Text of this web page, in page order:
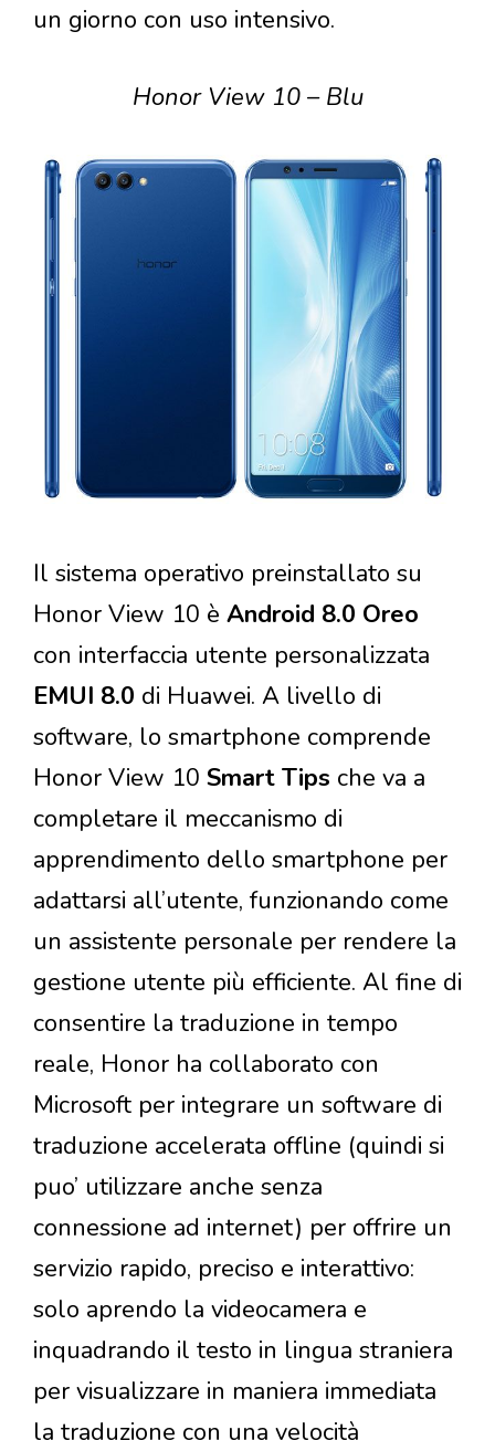
un giorno con uso intensivo.
Honor View 10 – Blu
Il sistema operativo preinstallato su
Honor View 10 è Android 8.0 Oreo
con interfaccia utente personalizzata
EMUI 8.0 di Huawei. A livello di
software, lo smartphone comprende
Honor View 10 Smart Tips che va a
completare il meccanismo di
apprendimento dello smartphone per
adattarsi all’utente, funzionando come
un assistente personale per rendere la
gestione utente più efficiente. Al fine di
consentire la traduzione in tempo
reale, Honor ha collaborato con
Microsoft per integrare un software di
traduzione accelerata offline (quindi si
puo’ utilizzare anche senza
connessione ad internet) per offrire un
servizio rapido, preciso e interattivo:
solo aprendo la videocamera e
inquadrando il testo in lingua straniera
per visualizzare in maniera immediata
la traduzione con una velocità